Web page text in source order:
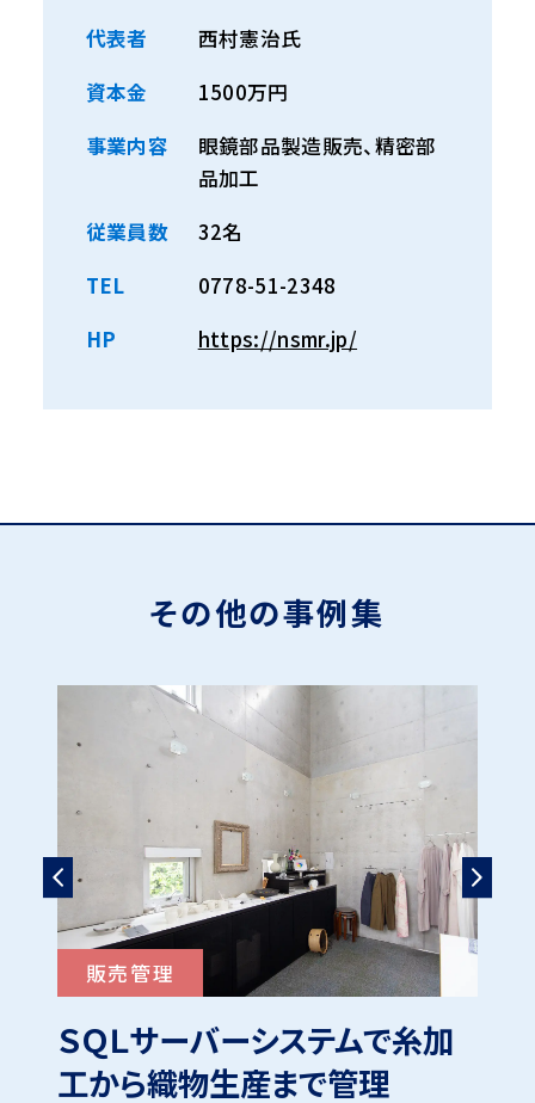
代表者
西村憲治氏
資本金
1500万円
事業内容
眼鏡部品製造販売、精密部
品加工
従業員数
32名
TEL
0778-51-2348
HP
https://nsmr.jp/
その他の事例集
販売管理
ＳＱＬサーバーシステムで糸加
工から織物生産まで管理